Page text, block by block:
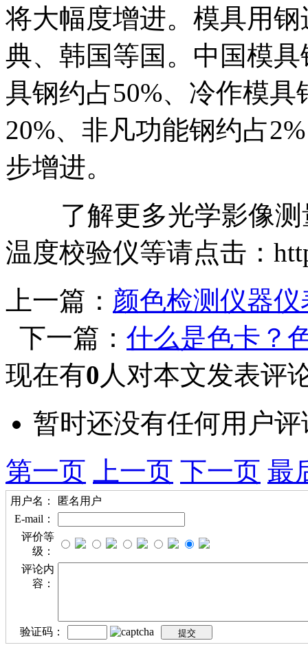
将大幅度增进。模具用
典、韩国等国。中国模
具钢约占50%、冷作模
20%、非凡功能钢约占
步增进。
了解更多光学影像测
温度校验仪等请点击：
上一篇： 颜色检测仪器
下一篇： 什么是色卡？
现在有0 人对本文发表评
暂时还没有任何用户评
第一页
上一页 下一页 最
用户名：
匿名用户
E-mail：
评价等
级：
评论内
容：
验证码：